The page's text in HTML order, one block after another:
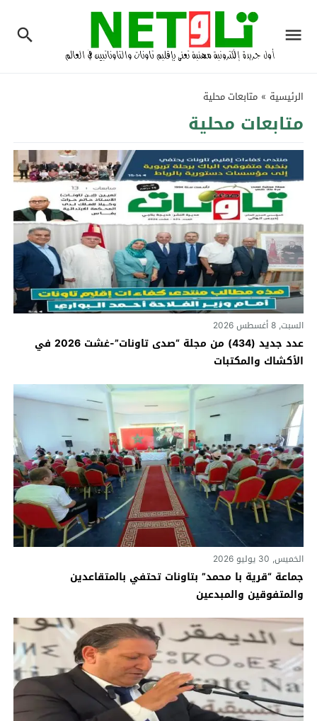
الرئيسية » متابعات محلية
متابعات محلية
السبت, 8 أغسطس 2026
عدد جديد (434) من مجلة “صدى تاونات”-غشت 2026 في
الأكشاك والمكتبات
الخميس, 30 يوليو 2026
جماعة “قرية با محمد” بتاونات تحتفي بالمتقاعدين
والمتفوقين والمبدعين